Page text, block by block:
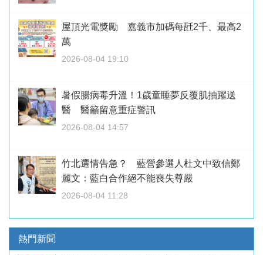
屋頂光電獎勵 嘉義市加碼每瓩2千、最高2
萬
2026-08-04 19:10
暑假腸病毒升溫！1歲童睡夢反覆肌抽躍送
醫 醫籲留意重症警訊
2026-08-04 14:57
竹北選情告急？ 藍營參選人杜文中致信鄭
麗文：藍白合作絕不能喪失尊嚴
2026-08-04 11:28
熱門新聞